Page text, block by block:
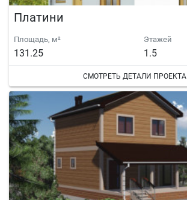
Платини
Площадь, м²
131.25
Этажей
1.5
СМОТРЕТЬ ДЕТАЛИ ПРОЕКТА